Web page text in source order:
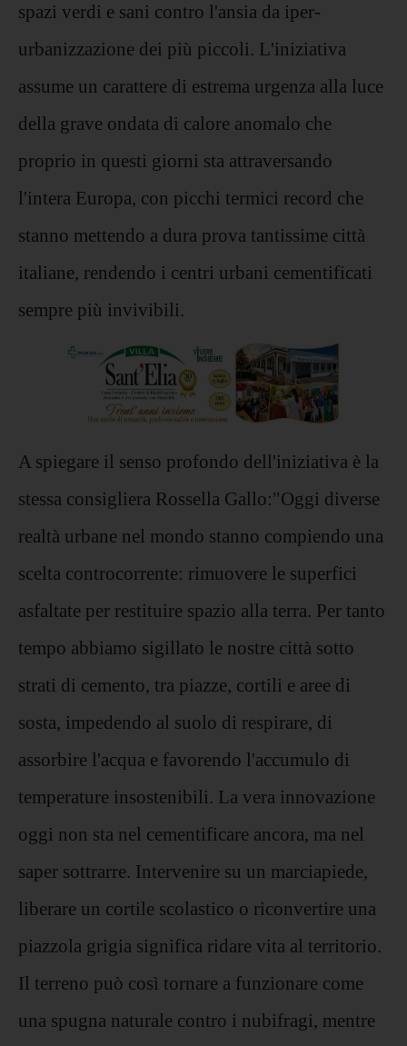
spazi verdi e sani contro l'ansia da iper-
urbanizzazione dei più piccoli. L'iniziativa
assume un carattere di estrema urgenza alla luce
della grave ondata di calore anomalo che
proprio in questi giorni sta attraversando
l'intera Europa, con picchi termici record che
stanno mettendo a dura prova tantissime città
italiane, rendendo i centri urbani cementificati
sempre più invivibili.
A spiegare il senso profondo dell'iniziativa è la
stessa consigliera Rossella Gallo:"Oggi diverse
realtà urbane nel mondo stanno compiendo una
scelta controcorrente: rimuovere le superfici
asfaltate per restituire spazio alla terra. Per tanto
tempo abbiamo sigillato le nostre città sotto
strati di cemento, tra piazze, cortili e aree di
sosta, impedendo al suolo di respirare, di
assorbire l'acqua e favorendo l'accumulo di
temperature insostenibili. La vera innovazione
oggi non sta nel cementificare ancora, ma nel
saper sottrarre. Intervenire su un marciapiede,
liberare un cortile scolastico o riconvertire una
piazzola grigia significa ridare vita al territorio.
Il terreno può così tornare a funzionare come
una spugna naturale contro i nubifragi, mentre